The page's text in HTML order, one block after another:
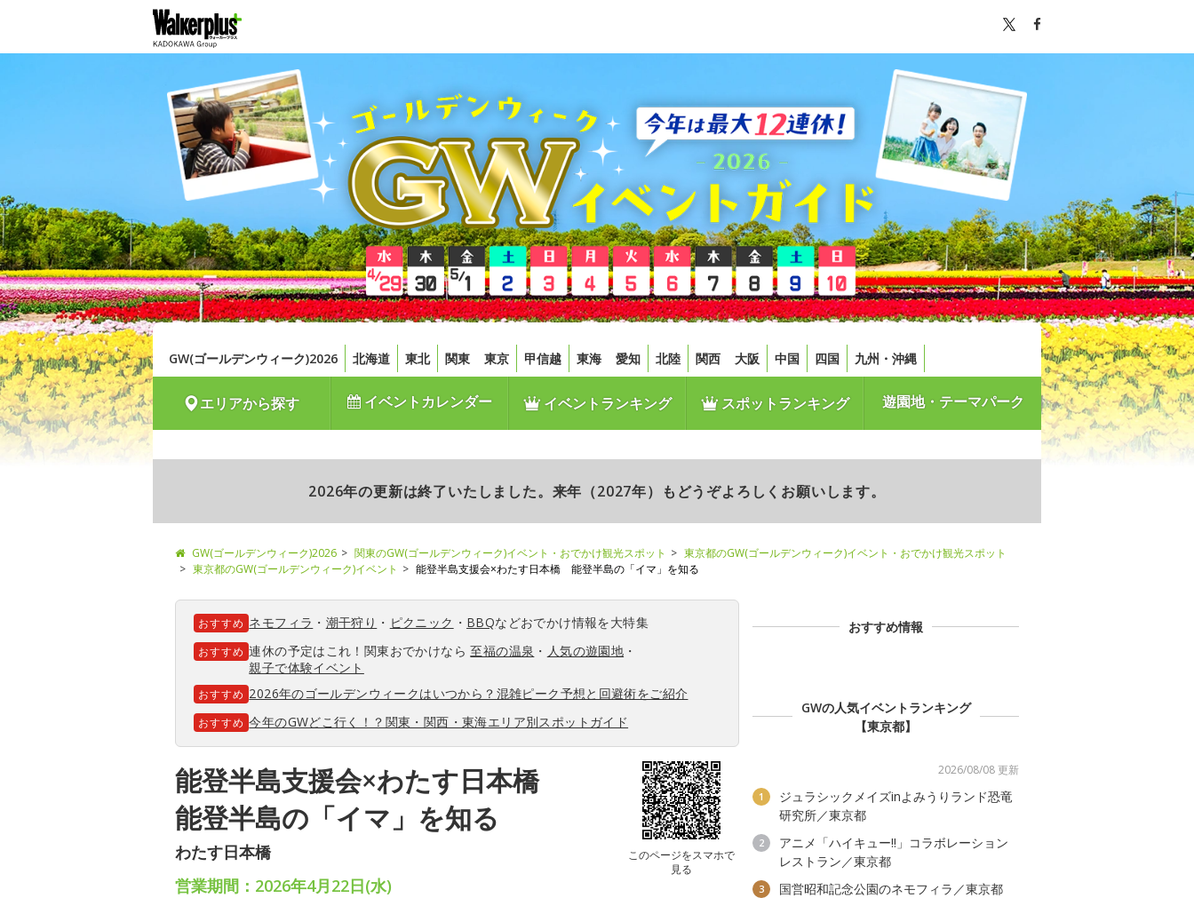
GW(ゴールデンウィーク)2026 北海道 東北 関東 東京 甲信越 東海 愛知 北陸 関西 大阪 中国 四国 九州・沖縄
エリアから探す イベントカレンダー イベントランキング スポットランキング 遊園地・テーマパーク
2026年の更新は終了いたしました。来年（2027年）もどうぞよろしくお願いします。
GW(ゴールデンウィーク)2026 関東のGW(ゴールデンウィーク)イベント・おでかけ観光スポット
東京都のGW(ゴールデンウィーク)イベント・おでかけ観光スポット
東京都のGW(ゴールデンウィーク)イベント
能登半島支援会×わたす日本橋 能登半島の「イマ」を知る
おすすめ ネモフィラ ・ 潮干狩り ・ ピクニック ・ BBQなどおでかけ情報を大特集
おすすめ 連休の予定はこれ！関東おでかけなら至福の温泉 ・ 人気の遊園地 ・
親子で体験イベント
おすすめ 2026年のゴールデンウィークはいつから？混雑ピーク予想と回避術をご紹介
おすすめ 今年のGWどこ行く！？関東・関西・東海エリア別スポットガイド
能登半島支援会×わたす日本橋
能登半島の「イマ」を知る
わたす日本橋
このページをスマホで
見る
営業期間：2026年4月22日(水)
おすすめ情報
GWの人気イベントランキング
【東京都】
2026/08/08 更新
1
ジュラシックメイズinよみうりランド恐竜
研究所／東京都
2
アニメ「ハイキュー!!」コラボレーション
レストラン／東京都
3 国営昭和記念公園のネモフィラ／東京都